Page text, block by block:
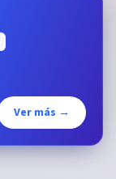
Ver más →